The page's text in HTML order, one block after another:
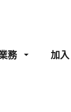
務 加入